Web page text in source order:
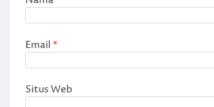
Email *
Situs Web